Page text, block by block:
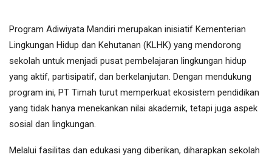
Program Adiwiyata Mandiri merupakan inisiatif Kementerian
Lingkungan Hidup dan Kehutanan (KLHK) yang mendorong
sekolah untuk menjadi pusat pembelajaran lingkungan hidup
yang aktif, partisipatif, dan berkelanjutan. Dengan mendukung
program ini, PT Timah turut memperkuat ekosistem pendidikan
yang tidak hanya menekankan nilai akademik, tetapi juga aspek
sosial dan lingkungan.
Melalui fasilitas dan edukasi yang diberikan, diharapkan sekolah